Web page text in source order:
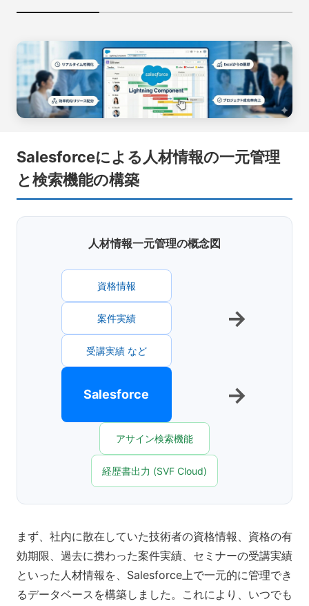
Salesforceによる人材情報の一元管理
と検索機能の構築
人材情報一元管理の概念図
資格情報
案件実績
受講実績 など
→
Salesforce →
アサイン検索機能
経歴書出力 (SVF Cloud)
まず、社内に散在していた技術者の資格情報、資格の有
効期限、過去に携わった案件実績、セミナーの受講実績
といった人材情報を、Salesforce上で一元的に管理でき
るデータベースを構築しました。これにより、いつでも